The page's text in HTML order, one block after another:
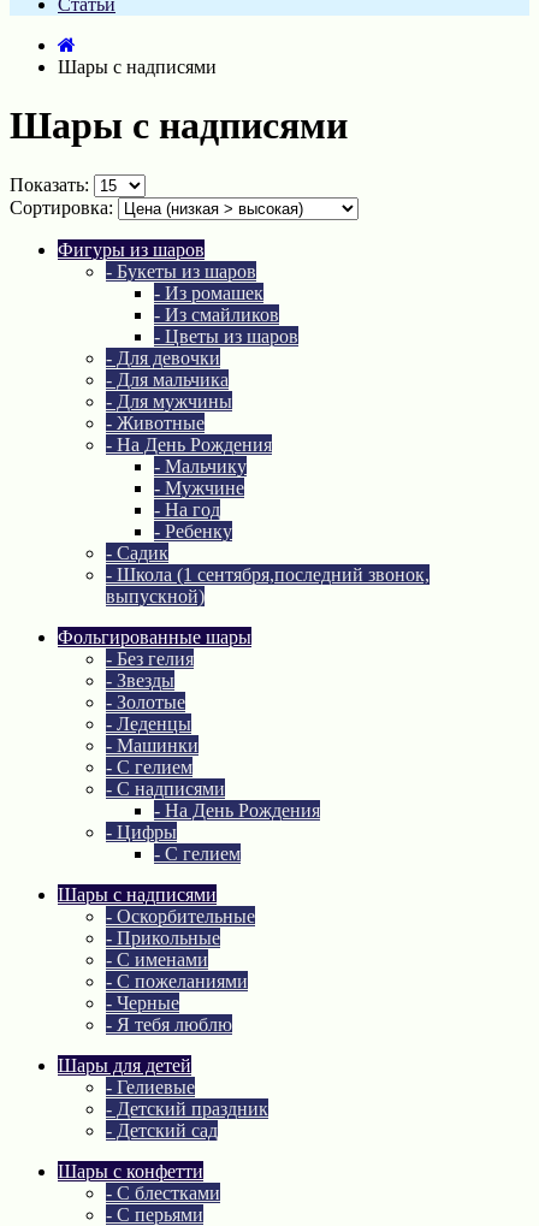
Статьи
Шары с надписями
Шары с надписями
Показать:
Сортировка:
Фигуры из шаров
- Букеты из шаров
- Из ромашек
- Из смайликов
- Цветы из шаров
- Для девочки
- Для мальчика
- Для мужчины
- Животные
- На День Рождения
- Мальчику
- Мужчине
- На год
- Ребенку
- Садик
- Школа (1 сентября,последний звонок,
выпускной)
Фольгированные шары
- Без гелия
- Звезды
- Золотые
- Леденцы
- Машинки
- С гелием
- С надписями
- На День Рождения
- Цифры
- С гелием
Шары с надписями
- Оскорбительные
- Прикольные
- С именами
- С пожеланиями
- Черные
- Я тебя люблю
Шары для детей
- Гелиевые
- Детский праздник
- Детский сад
Шары с конфетти
- С блестками
- С перьями